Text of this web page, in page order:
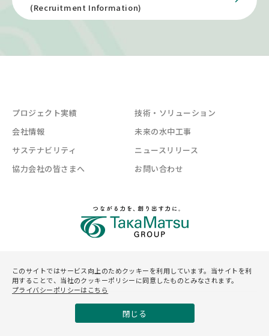
(Recruitment Information)
プロジェクト実績
技術・ソリューション
会社情報
未来の水中工事
サステナビリティ
ニュースリリース
協力会社の皆さまへ
お問い合わせ
サイトマップ プライバシーポリシー サイトご利用規約
このサイトではサービス向上のためクッキーを利用しています。当サイトを利
用することで、当社のクッキーポリシーに同意したものとみなされます。
プライバシーポリシーはこちら
閉じる